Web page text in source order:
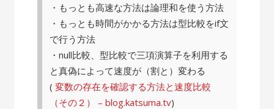
・もっとも高速な方法は論理和を使う方法
・もっとも時間がかかる方法は型比較をif文
で行う方法
・null比較、型比較で三項演算子を利用する
と真偽によって速度が（割と）変わる
(変数の存在を確認する方法と速度比較
（その２） – blog.katsuma.tv)